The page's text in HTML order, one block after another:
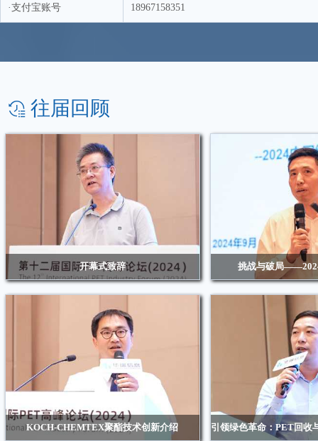
·支付宝账号 18967158351
往届回顾
开幕式致辞
浙江华瑞信息资讯股份有限公司总经理 赖天明
挑战与破局
南华期货首席经济学家兼
院长
KOCH-CHEMTEX聚酯技术创新介绍 引领绿色革命：PET回收